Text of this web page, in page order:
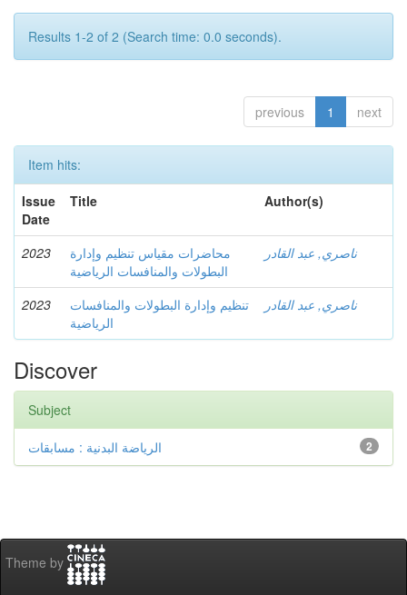
Results 1-2 of 2 (Search time: 0.0 seconds).
previous 1 next
Item hits:
Issue
Date
Title Author(s)
2023
محاضرات مقياس تنظيم وإدارة
البطولات والمنافسات الرياضية
ناصري, عبد القادر
2023
تنظيم وإدارة البطولات والمنافسات
الرياضية
ناصري, عبد القادر
Discover
Subject
2 الرياضة البدنية : مسابقات
Theme by